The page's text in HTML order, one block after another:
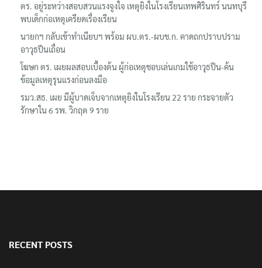
ตร. อยู่ระหว่างสอบสวนแรงจูงใจ เหตุยิงในโรงเรียนเทพศิรินทร์ นนทบุรี
พบเด็กก่อเหตุเครียดเรื่องเรียน
นายกฯ กลับเข้าทำเนียบฯ พร้อม ผบ.ตร.-ผบช.ก. คาดถกปราบปราม
อาวุธปืนเถื่อน
โฆษก ตร. เผยผลสอบเบื้องต้น ผู้ก่อเหตุชอบเล่นเกมใช้อาวุธปืน-ค้น
ข้อมูลเหตุรุนแรงก่อนลงมือ
รมว.สธ. เผย มีผู้บาดเจ็บจากเหตุยิงในโรงเรียน 22 ราย กระจายตัว
รักษาใน 6 รพ. วิกฤต 9 ราย
RECENT POSTS